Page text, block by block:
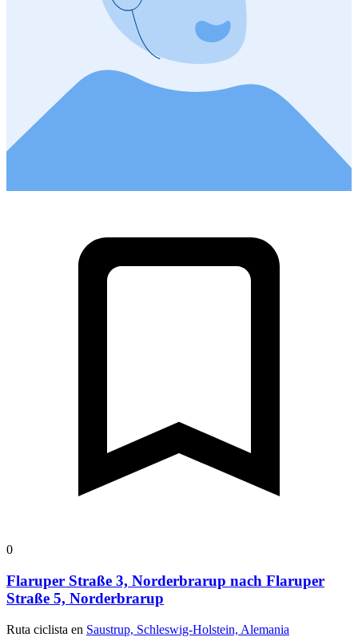
0
Flaruper Straße 3, Norderbrarup nach Flaruper
Straße 5, Norderbrarup
Ruta ciclista en Saustrup, Schleswig-Holstein, Alemania